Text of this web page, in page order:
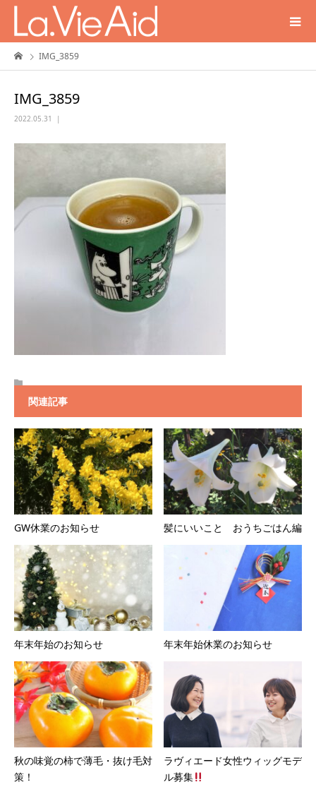
IMG_3859
IMG_3859
2022.05.31
関連記事
GW休業のお知らせ 髪にいいこと おうちごはん編
年末年始のお知らせ 年末年始休業のお知らせ
秋の味覚の柿で薄毛・抜け毛対
策！
ラヴィエード女性ウィッグモデ
ル募集